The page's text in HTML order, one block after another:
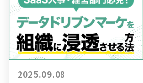
2025.09.08